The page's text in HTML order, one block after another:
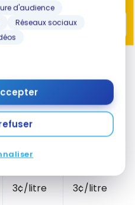
d'audience
Réseaux sociaux
votre institution
:
RÉGULIÈR
E
3¢/litre 3¢/litre